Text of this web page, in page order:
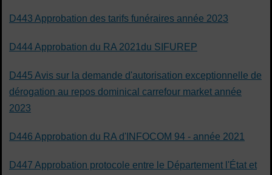
D443 Approbation des tarifs funéraires année 2023
D444 Approbation du RA 2021du SIFUREP
D445 Avis sur la demande d'autorisation exceptionnelle de
dérogation au repos dominical carrefour market année
2023
D446 Approbation du RA d'INFOCOM 94 - année 2021
D447 Approbation protocole entre le Département l'État et